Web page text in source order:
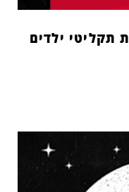
תקליטי ילדים